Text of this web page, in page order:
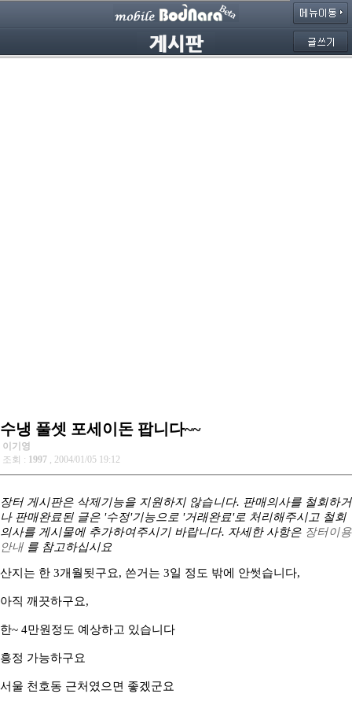
수냉 풀셋 포세이돈 팝니다~~
이기영
조회 : 1997 , 2004/01/05 19:12
장터 게시판은 삭제기능을 지원하지 않습니다. 판매의사를 철회하거
나 판매완료된 글은 '수정'기능으로 '거래완료'로 처리해주시고 철회
의사를 게시물에 추가하여주시기 바랍니다. 자세한 사항은 장터이용
안내 를 참고하십시요
산지는 한 3개월됫구요, 쓴거는 3일 정도 밖에 안썻습니다,
아직 깨끗하구요,
한~ 4만원정도 예상하고 있습니다
흥정 가능하구요
서울 천호동 근처였으면 좋겠군요